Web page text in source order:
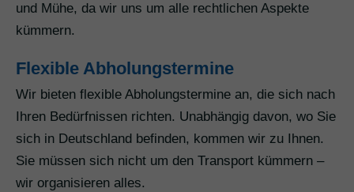
und Mühe, da wir uns um alle rechtlichen Aspekte
kümmern.
Flexible Abholungstermine
Wir bieten flexible Abholungstermine an, die sich nach
Ihren Bedürfnissen richten. Unabhängig davon, wo Sie
sich in Deutschland befinden, kommen wir zu Ihnen.
Sie müssen sich nicht um den Transport kümmern –
wir organisieren alles.